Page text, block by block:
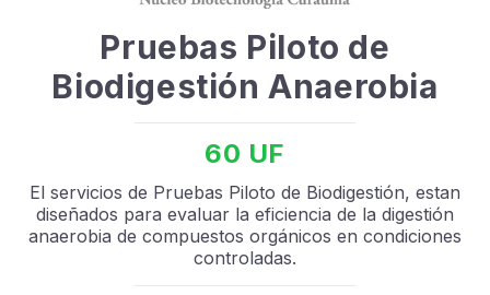
Pruebas Piloto de
Biodigestión Anaerobia
60 UF
El servicios de Pruebas Piloto de Biodigestión, estan
diseñados para evaluar la eficiencia de la digestión
anaerobia de compuestos orgánicos en condiciones
controladas.